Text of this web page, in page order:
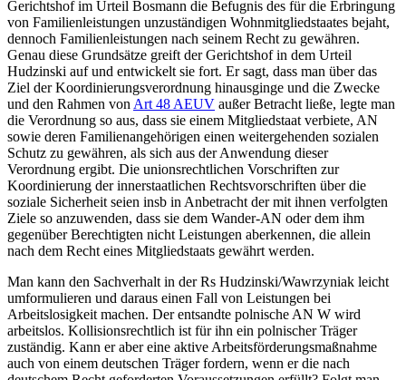
Gerichtshof im Urteil Bosmann die Befugnis des für die Erbringung
von Familienleistungen unzuständigen Wohnmitgliedstaates bejaht,
dennoch Familienleistungen nach seinem Recht zu gewähren.
Genau diese Grundsätze greift der Gerichtshof in dem Urteil
Hudzinski auf und entwickelt sie fort. Er sagt, dass man über das
Ziel der Koordinierungsverordnung hinausginge und die Zwecke
und den Rahmen von Art 48 AEUV außer Betracht ließe, legte man
die Verordnung so aus, dass sie einem Mitgliedstaat verbiete, AN
sowie deren Familienangehörigen einen weitergehenden sozialen
Schutz zu gewähren, als sich aus der Anwendung dieser
Verordnung ergibt. Die unionsrechtlichen Vorschriften zur
Koordinierung der innerstaatlichen Rechtsvorschriften über die
soziale Sicherheit seien insb in Anbetracht der mit ihnen verfolgten
Ziele so anzuwenden, dass sie dem Wander-AN oder dem ihm
gegenüber Berechtigten nicht Leistungen aberkennen, die allein
nach dem Recht eines Mitgliedstaats gewährt werden.
Man kann den Sachverhalt in der Rs Hudzinski/Wawrzyniak leicht
umformulieren und daraus einen Fall von Leistungen bei
Arbeitslosigkeit machen. Der entsandte polnische AN W wird
arbeitslos. Kollisionsrechtlich ist für ihn ein polnischer Träger
zuständig. Kann er aber eine aktive Arbeitsförderungsmaßnahme
auch von einem deutschen Träger fordern, wenn er die nach